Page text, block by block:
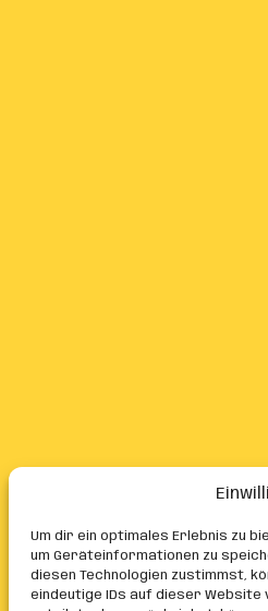
Um dir ein optimales Erlebnis zu
um Geräteinformationen zu
diesen Technologien zustimmst,
eindeutige IDs auf dieser Website